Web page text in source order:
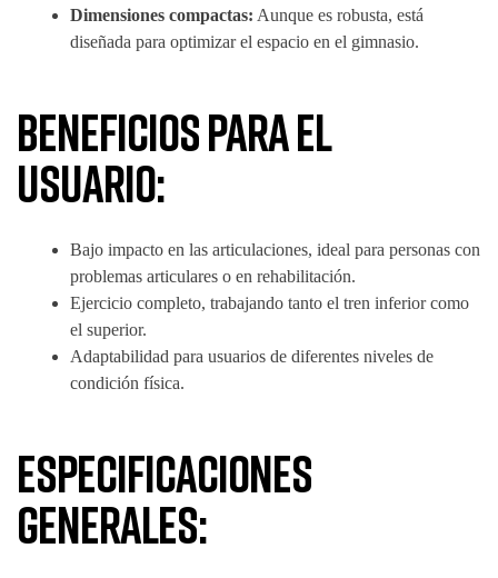
Dimensiones compactas: Aunque es robusta, está
diseñada para optimizar el espacio en el gimnasio.
Beneficios para el
usuario:
Bajo impacto en las articulaciones, ideal para personas con
problemas articulares o en rehabilitación.
Ejercicio completo, trabajando tanto el tren inferior como
el superior.
Adaptabilidad para usuarios de diferentes niveles de
condición física.
Especificaciones
generales: